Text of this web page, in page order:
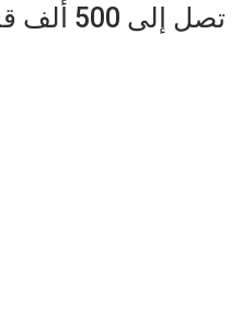
تصل إلى 500 ألف قنطار.